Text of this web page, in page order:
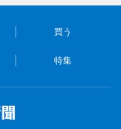
買う
特集